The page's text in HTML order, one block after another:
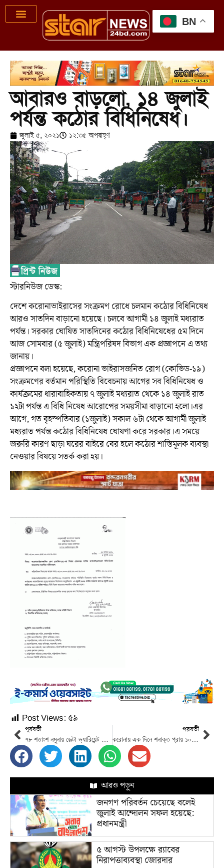
আবারও বাড়লো, ১৪ জুলাই
পর্যন্ত কঠোর বিধিনিষেধ।
জুলাই ৫, ২০২১ ১২:৩৫ অপরাহ্ণ
স্টারনিউজ ডেস্ক:
দেশে করোনাভাইরাসের সংক্রমণ রোধে চলমান কঠোর বিধিনিষেধ
আরও সাতদিন বাড়ানো হয়েছে। চলবে আগামী ১৪ জুলাই মধ্যরাত
পর্যন্ত। সরকার ঘোষিত সাতদিনের কঠোর বিধিনিষেধের ৫ম দিনে
আজ সোমবার (৫ জুলাই) মন্ত্রিপরিষদ বিভাগ এক প্রজ্ঞাপনে এ তথ্য
জানায়।
প্রজ্ঞাপনে বলা হয়েছে, করোনা ভাইরাসজনিত রোগ (কোভিড-১৯)
সংক্রমণের বর্তমান পরিস্থিতি বিবেচনায় আগের সব বিধিনিষেধ ও
কার্যক্রমের ধারাবাহিকতায় ৭ জুলাই মধ্যরাত থেকে ১৪ জুলাই রাত
১২টা পর্যন্ত এ বিধি নিষেধ আরোপের সময়সীমা বাড়ানো হলো।এর
আগে, গত বৃহস্পতিবার (১জুলাই) সকাল ৬টা থেকে আগামী জুলাই
মধ্যরাত পর্যন্ত কঠোর বিধিনিষেধ ঘোষণা করে সরকার।এ সময়ে
জরুরি কারণ ছাড়া ঘরের বাইরে বের হলে কঠোর শাস্তিমূলক ব্যবস্থা
নেওয়ার বিষয়ে সতর্ক করা হয়।
Post Views: ৫৯
পূর্ববর্তী
৭৮ শতাংশ নমুনায় ডেল্টা ভ্যারিয়েন্ট শনাক্ত
পরবর্তী
করোনায় এক দিনে শনাক্ত প্রায় ১০ হাজার ।
আরও পড়ুন
জনগণ পরিবর্তন চেয়েছে বলেই
জুলাই আন্দোলন সফল হয়েছে:
প্রধানমন্ত্রী
৫ আগস্ট উপলক্ষে র‌্যাবের
নিরাপত্তাব্যবস্থা জোরদার
BN